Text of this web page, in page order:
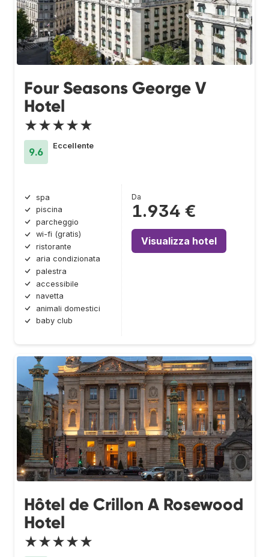
Four Seasons George V
Hotel
★★★★★
9.6
Eccellente
spa
piscina
parcheggio
wi-fi (gratis)
ristorante
aria condizionata
palestra
accessibile
navetta
animali domestici
baby club
Da
1.934 €
Visualizza hotel
Hôtel de Crillon A Rosewood
Hotel
★★★★★